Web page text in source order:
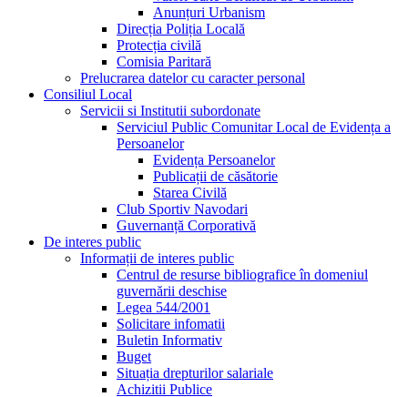
Anunțuri Urbanism
Direcția Poliția Locală
Protecția civilă
Comisia Paritară
Prelucrarea datelor cu caracter personal
Consiliul Local
Servicii si Institutii subordonate
Serviciul Public Comunitar Local de Evidența a
Persoanelor
Evidența Persoanelor
Publicații de căsătorie
Starea Civilă
Club Sportiv Navodari
Guvernanță Corporativă
De interes public
Informații de interes public
Centrul de resurse bibliografice în domeniul
guvernării deschise
Legea 544/2001
Solicitare infomatii
Buletin Informativ
Buget
Situația drepturilor salariale
Achizitii Publice